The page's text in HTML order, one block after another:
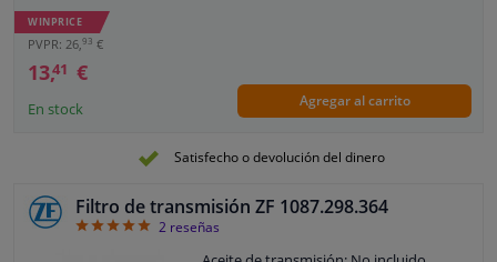
WINPRICE
PVPR: 26, 93 €
13,41 €
En stock Agregar al carrito
Satisfecho o devolución del dinero
Filtro de transmisión ZF 1087.298.364
52 reseñas